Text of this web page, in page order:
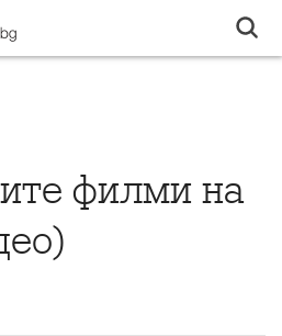
филми на